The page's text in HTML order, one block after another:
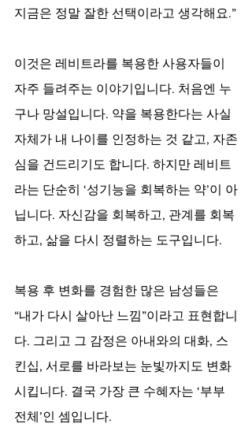
지금은 정말 잘한 선택이라고 생각해요.”
이것은 레비트라를 복용한 사용자들이
자주 들려주는 이야기입니다. 처음엔 누
구나 망설입니다. 약을 복용한다는 사실
자체가 내 나이를 인정하는 것 같고, 자존
심을 건드리기도 합니다. 하지만 레비트
라는 단순히 ‘성기능을 회복하는 약’이 아
닙니다. 자신감을 회복하고, 관계를 회복
하고, 삶을 다시 정렬하는 도구입니다.
복용 후 변화를 경험한 많은 남성들은
“내가 다시 살아난 느낌”이라고 표현합니
다. 그리고 그 감정은 아내와의 대화, 스
킨십, 서로를 바라보는 눈빛까지도 변화
시킵니다. 결국 가장 큰 수혜자는 ‘부부
전체’인 셈입니다.